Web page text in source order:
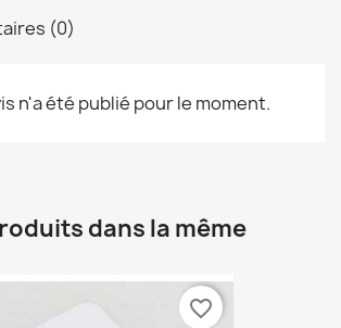
(0)
n'a été publié pour le moment.
dans la même
favorite_border